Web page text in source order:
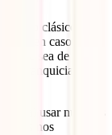
clásico son
que en caso de
coste sea de 150€,
franquicia
al usar nuestros
nos